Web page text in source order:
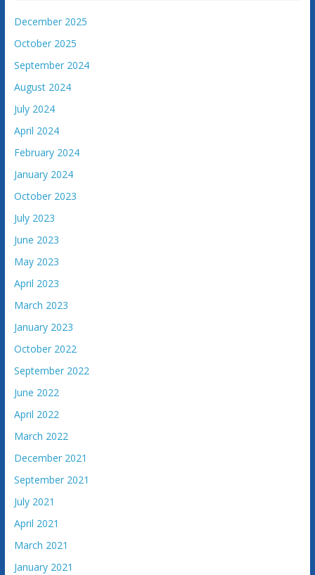
December 2025
October 2025
September 2024
August 2024
July 2024
April 2024
February 2024
January 2024
October 2023
July 2023
June 2023
May 2023
April 2023
March 2023
January 2023
October 2022
September 2022
June 2022
April 2022
March 2022
December 2021
September 2021
July 2021
April 2021
March 2021
January 2021